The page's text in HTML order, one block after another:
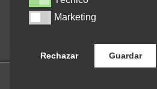
Cancelar pedido
Contacto
MarketingMarketing
Rechazar Guardar